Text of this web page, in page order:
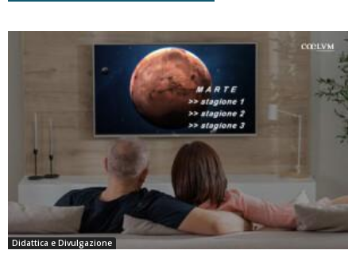
Didattica e Divulgazione